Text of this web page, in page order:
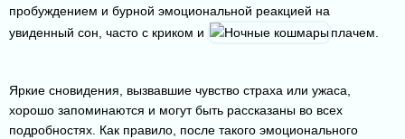
пробуждением и бурной эмоциональной реакцией на
увиденный сон, часто с криком и
плачем.
Яркие сновидения, вызвавшие чувство страха или ужаса,
хорошо запоминаются и могут быть рассказаны во всех
подробностях. Как правило, после такого эмоционального